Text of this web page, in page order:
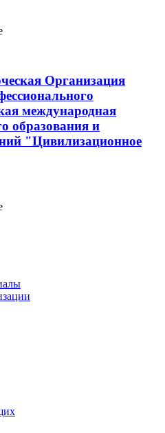
Организация
международная
образования и
"Цивилизационное